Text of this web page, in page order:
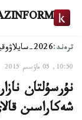
ترەند:2026-سايلاۋ
10:50, 05 ماۋسىم 2015
نۇرسۇلتان
شەكاراسىن